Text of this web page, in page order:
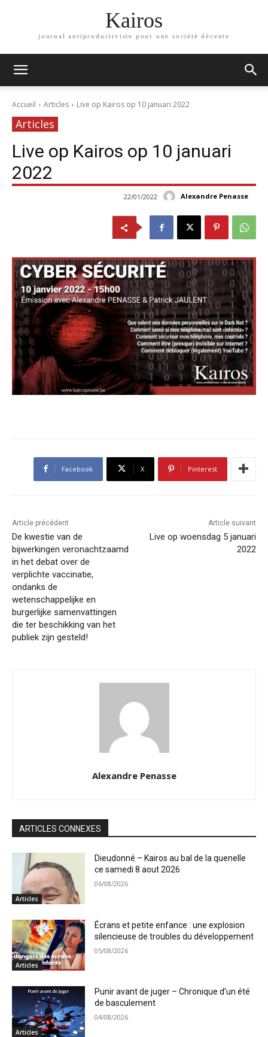
Kairos
journal antiproductiviste pour une société décente
Accueil Articles Live op Kairos op 10 januari 2022
Articles
Live op Kairos op 10 januari
2022
Alexandre Penasse
22/01/2022
Facebook X Pinterest
Article précédent
De kwestie van de
bijwerkingen veronachtzaamd
in het debat over de
verplichte vaccinatie,
ondanks de
wetenschappelijke en
burgerlijke samenvattingen
die ter beschikking van het
publiek zijn gesteld!
Article suivant
Live op woensdag 5 januari
2022
Alexandre Penasse
ARTICLES CONNEXES
Articles
Dieudonné – Kairos au bal de la quenelle
ce samedi 8 aout 2026
06/08/2026
Articles
Écrans et petite enfance : une explosion
silencieuse de troubles du développement
05/08/2026
Articles
Punir avant de juger – Chronique d’un été
de basculement
04/08/2026